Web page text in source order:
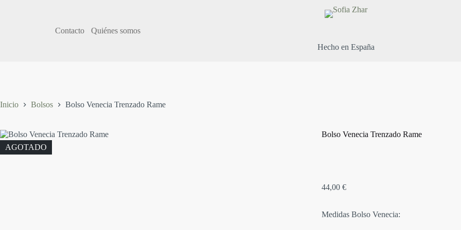
n
n
i
d
o
Contacto
Quiénes somos
Hecho en España
Inicio Bolsos Bolso Venecia Trenzado Rame
AGOTADO
Bolso Venecia Trenzado Rame
44,00 €
Medidas Bolso Venecia: